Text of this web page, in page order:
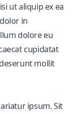
ut aliquip ex ea
in
dolore eu
cupidatat
mollit
ipsum. Sit